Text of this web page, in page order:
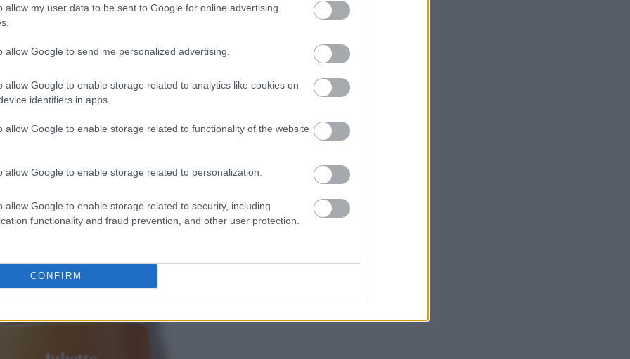
allow my user data to be sent to Google for online advertising
allow Google to send me personalized advertising.
allow Google to enable storage related to analytics like cookies on
identifiers in apps.
allow Google to enable storage related to functionality of the website
allow Google to enable storage related to personalization.
allow Google to enable storage related to security, including
functionality and fraud prevention, and other user protection.
CONFIRM
Fluid Tinted SPF50,
τοεδώ